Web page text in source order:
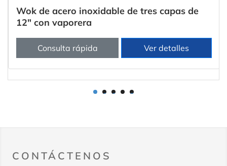
Wok de acero inoxidable de tres capas de
12" con vaporera
Consulta rápida Ver detalles
1 2 3 4 5
CONTÁCTENOS